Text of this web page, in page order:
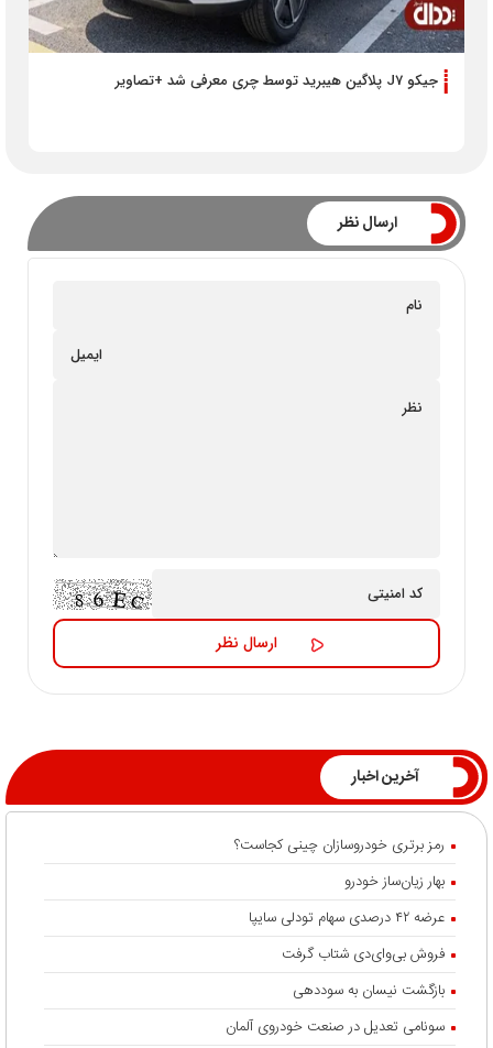
جیکو J7 پلاگین هیبرید توسط چری معرفی شد +تصاویر
ارسال نظر
آخرین اخبار
رمز برتری خودروسازان چینی کجاست؟
بهار زیان‌ساز خودرو
عرضه ۴۲ درصدی سهام تودلی سایپا
فروش بی‌وای‌دی شتاب گرفت
بازگشت نیسان به سوددهی
سونامی تعدیل در صنعت خودروی آلمان